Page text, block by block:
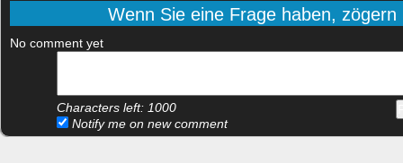
Wenn Sie eine Frage haben,
No comment yet
Characters left: 1000
Notify me on new comment